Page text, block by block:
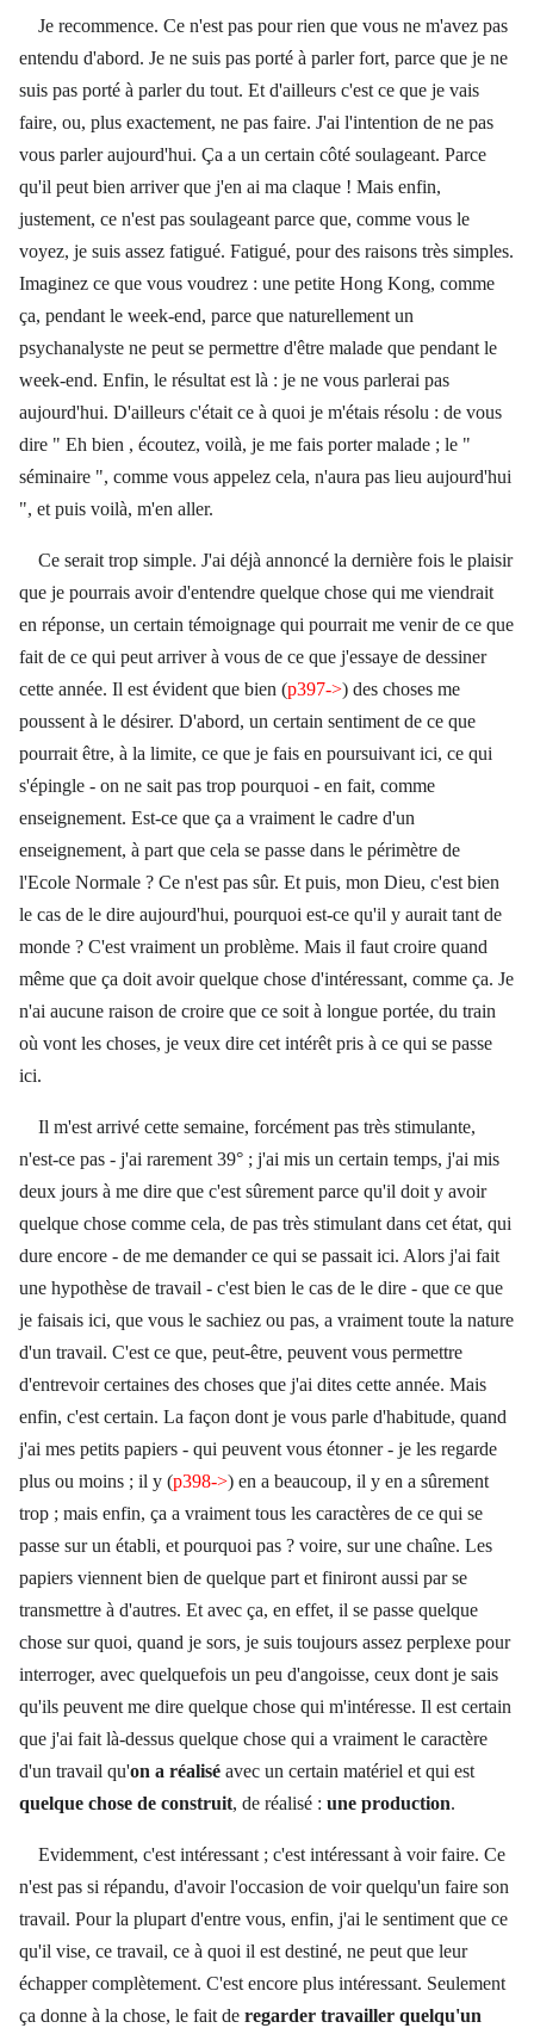
Je recommence. Ce n'est pas pour rien que vous ne m'avez pas
entendu d'abord. Je ne suis pas porté à parler fort, parce que je ne
suis pas porté à parler du tout. Et d'ailleurs c'est ce que je vais
faire, ou, plus exactement, ne pas faire. J'ai l'intention de ne pas
vous parler aujourd'hui. Ça a un certain côté soulageant. Parce
qu'il peut bien arriver que j'en ai ma claque ! Mais enfin,
justement, ce n'est pas soulageant parce que, comme vous le
voyez, je suis assez fatigué. Fatigué, pour des raisons très simples.
Imaginez ce que vous voudrez : une petite Hong Kong, comme
ça, pendant le week-end, parce que naturellement un
psychanalyste ne peut se permettre d'être malade que pendant le
week-end. Enfin, le résultat est là : je ne vous parlerai pas
aujourd'hui. D'ailleurs c'était ce à quoi je m'étais résolu : de vous
dire " Eh bien , écoutez, voilà, je me fais porter malade ; le "
séminaire ", comme vous appelez cela, n'aura pas lieu aujourd'hui
", et puis voilà, m'en aller.
Ce serait trop simple. J'ai déjà annoncé la dernière fois le plaisir
que je pourrais avoir d'entendre quelque chose qui me viendrait
en réponse, un certain témoignage qui pourrait me venir de ce que
fait de ce qui peut arriver à vous de ce que j'essaye de dessiner
cette année. Il est évident que bien (p397->) des choses me
poussent à le désirer. D'abord, un certain sentiment de ce que
pourrait être, à la limite, ce que je fais en poursuivant ici, ce qui
s'épingle - on ne sait pas trop pourquoi - en fait, comme
enseignement. Est-ce que ça a vraiment le cadre d'un
enseignement, à part que cela se passe dans le périmètre de
l'Ecole Normale ? Ce n'est pas sûr. Et puis, mon Dieu, c'est bien
le cas de le dire aujourd'hui, pourquoi est-ce qu'il y aurait tant de
monde ? C'est vraiment un problème. Mais il faut croire quand
même que ça doit avoir quelque chose d'intéressant, comme ça. Je
n'ai aucune raison de croire que ce soit à longue portée, du train
où vont les choses, je veux dire cet intérêt pris à ce qui se passe
ici.
Il m'est arrivé cette semaine, forcément pas très stimulante,
n'est-ce pas - j'ai rarement 39° ; j'ai mis un certain temps, j'ai mis
deux jours à me dire que c'est sûrement parce qu'il doit y avoir
quelque chose comme cela, de pas très stimulant dans cet état, qui
dure encore - de me demander ce qui se passait ici. Alors j'ai fait
une hypothèse de travail - c'est bien le cas de le dire - que ce que
je faisais ici, que vous le sachiez ou pas, a vraiment toute la nature
d'un travail. C'est ce que, peut-être, peuvent vous permettre
d'entrevoir certaines des choses que j'ai dites cette année. Mais
enfin, c'est certain. La façon dont je vous parle d'habitude, quand
j'ai mes petits papiers - qui peuvent vous étonner - je les regarde
plus ou moins ; il y (p398->) en a beaucoup, il y en a sûrement
trop ; mais enfin, ça a vraiment tous les caractères de ce qui se
passe sur un établi, et pourquoi pas ? voire, sur une chaîne. Les
papiers viennent bien de quelque part et finiront aussi par se
transmettre à d'autres. Et avec ça, en effet, il se passe quelque
chose sur quoi, quand je sors, je suis toujours assez perplexe pour
interroger, avec quelquefois un peu d'angoisse, ceux dont je sais
qu'ils peuvent me dire quelque chose qui m'intéresse. Il est certain
que j'ai fait là-dessus quelque chose qui a vraiment le caractère
d'un travail qu'on a réalisé avec un certain matériel et qui est
quelque chose de construit, de réalisé : une production.
Evidemment, c'est intéressant ; c'est intéressant à voir faire. Ce
n'est pas si répandu, d'avoir l'occasion de voir quelqu'un faire son
travail. Pour la plupart d'entre vous, enfin, j'ai le sentiment que ce
qu'il vise, ce travail, ce à quoi il est destiné, ne peut que leur
échapper complètement. C'est encore plus intéressant. Seulement
ça donne à la chose, le fait de regarder travailler quelqu'un